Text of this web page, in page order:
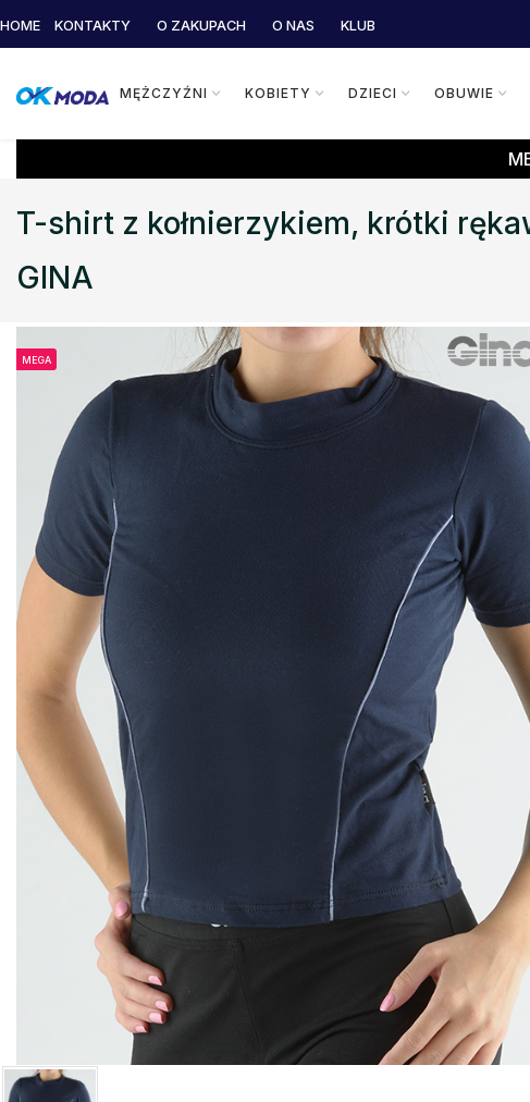
HOME KONTAKTY O ZAKUPACH O NAS KLUB
MĘŻCZYŹNI KOBIETY DZIECI OBUWIE
T-shirt z kołnierzykiem, krótki
GINA
MEGA